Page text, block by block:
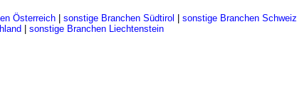
Österreich sonstige Branchen Südtirol sonstige Branchen Schweiz
sonstige Branchen Liechtenstein